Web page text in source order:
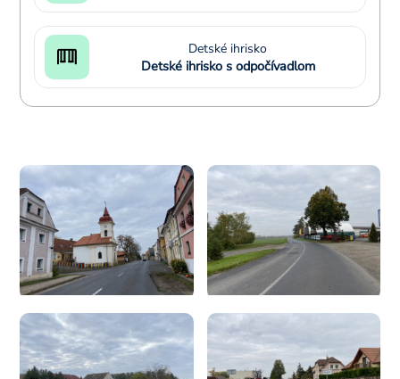
Detské ihrisko
Detské ihrisko s odpočívadlom